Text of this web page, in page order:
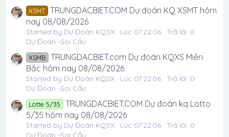
XSMT TRUNGDACBIET.COM Dự đoán KQ XSMT hôm
nay 08/08/2026
Started by Dự Đoán KQSX Lúc 07:22:06
Trả lời: 0
Dự Đoán -Soi Cầu
XSMB
TRUNGDACBIET.com Dự đoán KQXS Miền
Bắc hôm nay 08/08/2026
Started by Dự Đoán KQSX Lúc 07:22:06
Trả lời: 0
Dự Đoán -Soi Cầu
Lotte 5/35
TRUNGDACBIET.COM Dự đoán kq Lotto
5/35 hôm nay 08/08/2026
Started by Dự Đoán KQSX Lúc 07:22:06
Trả lời: 0
Dự Đoán -Soi Cầu